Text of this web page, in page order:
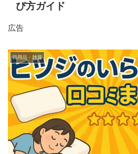
び方ガイド
広告
日用品・雑貨